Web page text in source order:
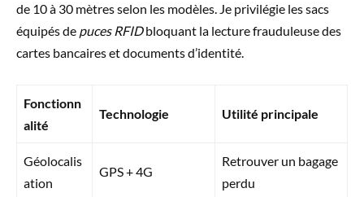
de 10 à 30 mètres selon les modèles. Je privilégie les sacs
équipés de puces RFIDbloquant la lecture frauduleuse des
cartes bancaires et documents d’identité.
Fonctionn
alité
Technologie Utilité principale
Géolocalis
ation
GPS + 4G
Retrouver un bagage
perdu